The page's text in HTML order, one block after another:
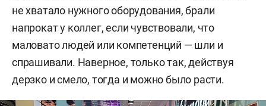
не хватало нужного оборудования, брали
напрокат у коллег, если чувствовали, что
маловато людей или компетенций — шли и
спрашивали. Наверное, только так, действуя
дерзко и смело, тогда и можно было расти.